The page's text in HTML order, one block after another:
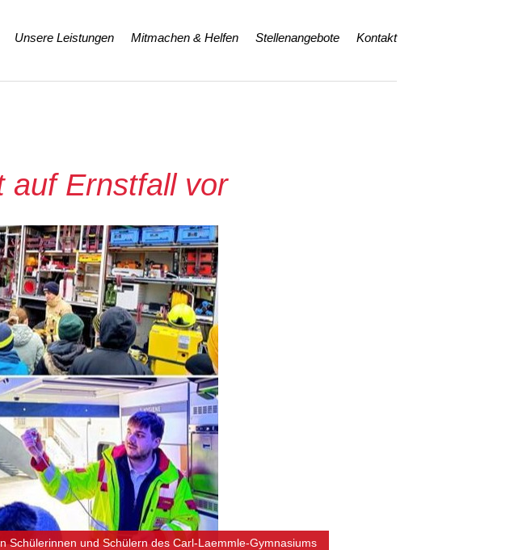
Unsere Leistungen Mitmachen & Helfen Stellenangebote Kontakt
auf Ernstfall vor
Schülerinnen und Schülern des Carl-Laemmle-Gymnasiums